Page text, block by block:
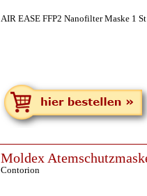
AIR EASE FFP2 Nanofilter Maske 1
Moldex
Contorion